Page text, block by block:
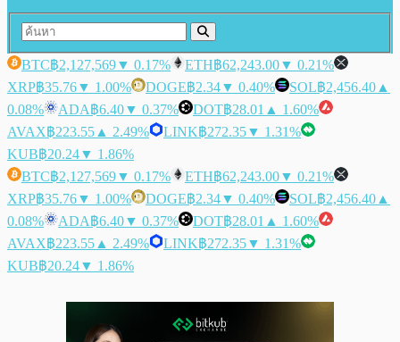
BTC฿2,127,569▼ 0.17% ETH฿62,243.00▼ 0.21%
XRP฿35.76▼ 1.00% DOGE฿2.34▼ 0.40% SOL฿2,456.40 ▲
0.08%
ADA฿6.40▼ 0.37% DOT฿28.01 ▲ 1.60%
AVAX฿223.55 ▲ 2.49% LINK฿272.35▼ 1.31%
KUB฿20.24▼ 1.86%
BTC฿2,127,569▼ 0.17% ETH฿62,243.00▼ 0.21%
XRP฿35.76▼ 1.00% DOGE฿2.34▼ 0.40% SOL฿2,456.40 ▲
0.08%
ADA฿6.40▼ 0.37% DOT฿28.01 ▲ 1.60%
AVAX฿223.55 ▲ 2.49% LINK฿272.35▼ 1.31%
KUB฿20.24▼ 1.86%